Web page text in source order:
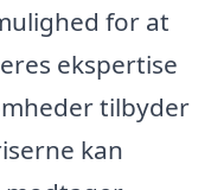
for at
ekspertise
tilbyder
kan